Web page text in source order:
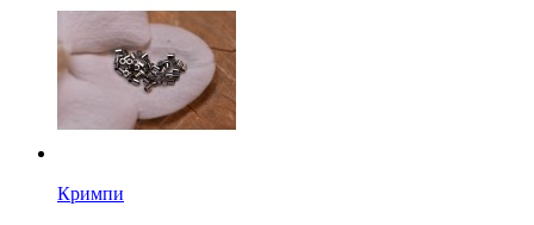
Кримпи